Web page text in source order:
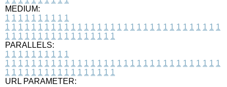
MEDIUM:
1 1 1 1 1 1 1 1 1 1
1 1 1 1 1 1 1 1 1 1 1 1 1 1 1 1 1 1 1 1 1 1 1 1 1 1 1 1 1 1 1 1 1
1 1 1 1 1 1 1 1 1 1 1 1 1 1 1 1 1
PARALLELS:
1 1 1 1 1 1 1 1 1 1
1 1 1 1 1 1 1 1 1 1 1 1 1 1 1 1 1 1 1 1 1 1 1 1 1 1 1 1 1 1 1 1 1
1 1 1 1 1 1 1 1 1 1 1 1 1 1 1 1 1
URL PARAMETER: